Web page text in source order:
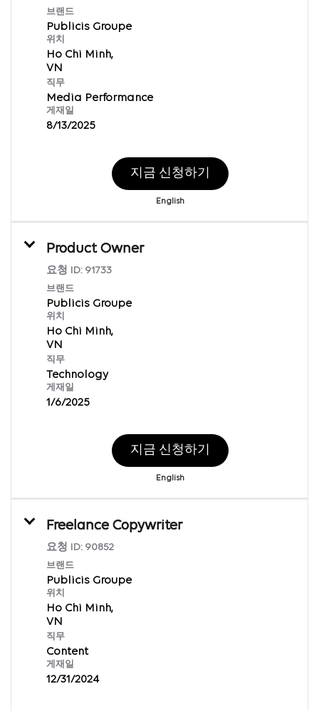
브랜드
Publicis Groupe
위치
Ho Chi Minh,
직무
Media Performance
게재일
8/13/2025
지금 신청하기
English
Product Owner
요청 ID: 91733
브랜드
Publicis Groupe
위치
Ho Chi Minh,
직무
Technology
게재일
1/6/2025
지금 신청하기
English
Freelance Copywriter
요청 ID: 90852
브랜드
Publicis Groupe
위치
Ho Chi Minh,
직무
Content
게재일
12/31/2024